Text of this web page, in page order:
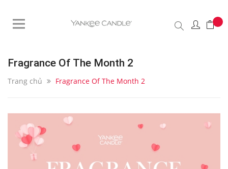
Fragrance Of The Month 2
Trang chủ Fragrance Of The Month 2